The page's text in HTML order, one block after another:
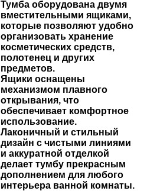
Тумба оборудована двумя
вместительными ящиками,
которые позволяют удобно
организовать хранение
косметических средств,
полотенец и других
предметов.
Ящики оснащены
механизмом плавного
открывания, что
обеспечивает комфортное
использование.
Лаконичный и стильный
дизайн с чистыми линиями
и аккуратной отделкой
делает тумбу прекрасным
дополнением для любого
интерьера ванной комнаты.